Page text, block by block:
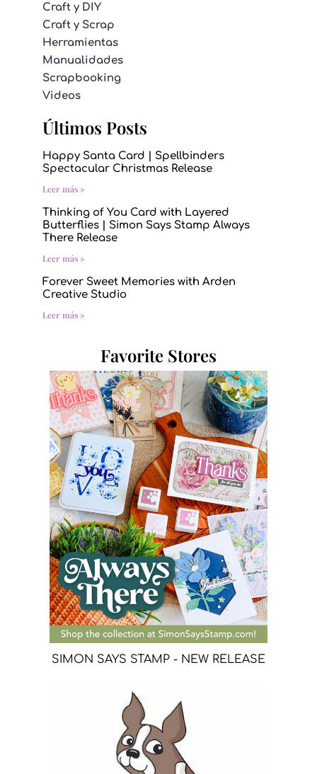
Craft y DIY
Craft y Scrap
Herramientas
Manualidades
Scrapbooking
Videos
Últimos Posts
Happy Santa Card | Spellbinders
Spectacular Christmas Release
Leer más »
Thinking of You Card with Layered
Butterflies | Simon Says Stamp Always
There Release
Leer más »
Forever Sweet Memories with Arden
Creative Studio
Leer más »
Favorite Stores
SIMON SAYS STAMP - NEW RELEASE